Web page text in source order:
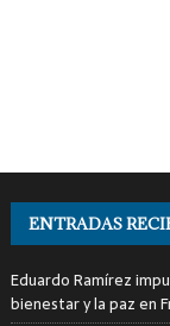
ENTRADAS
Eduardo Ramírez
bienestar y la paz en